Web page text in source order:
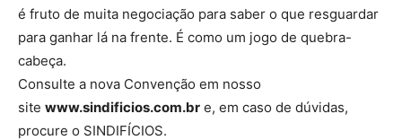
é fruto de muita negociação para saber o que resguardar
para ganhar lá na frente. É como um jogo de quebra-
cabeça.
Consulte a nova Convenção em nosso
site www.sindificios.com.br e, em caso de dúvidas,
procure o SINDIFÍCIOS.